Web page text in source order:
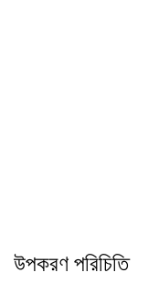
উপকরণ পরিচিতি